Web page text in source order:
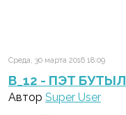
Среда, 30 марта 2016 18:09
B_12 - ПЭТ
Автор Super User